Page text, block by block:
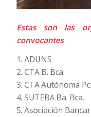
Estas son las
convocantes
1. ADUNS
2. CTA B. Bca.
3. CTA Autónoma
4. SUTEBA Ba. Bca.
5. Asociación